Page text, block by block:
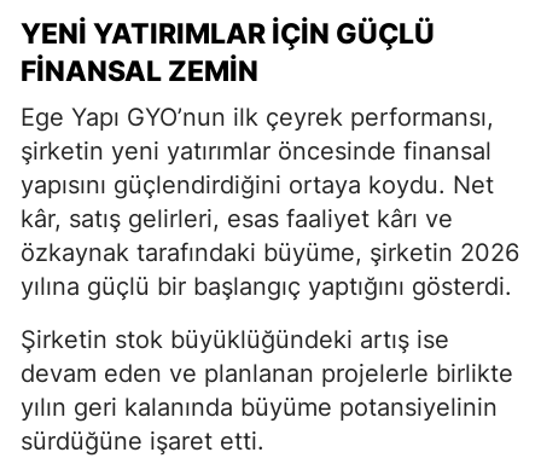
YENI YATIRIMLAR IÇIN GÜÇLÜ
FINANSAL ZEMIN
Ege Yapı GYO’nun ilk çeyrek performansı,
şirketin yeni yatırımlar öncesinde finansal
yapısını güçlendirdiğini ortaya koydu. Net
kâr, satış gelirleri, esas faaliyet kârı ve
özkaynak tarafındaki büyüme, şirketin 2026
yılına güçlü bir başlangıç yaptığını gösterdi.
Şirketin stok büyüklüğündeki artış ise
devam eden ve planlanan projelerle birlikte
yılın geri kalanında büyüme potansiyelinin
sürdüğüne işaret etti.